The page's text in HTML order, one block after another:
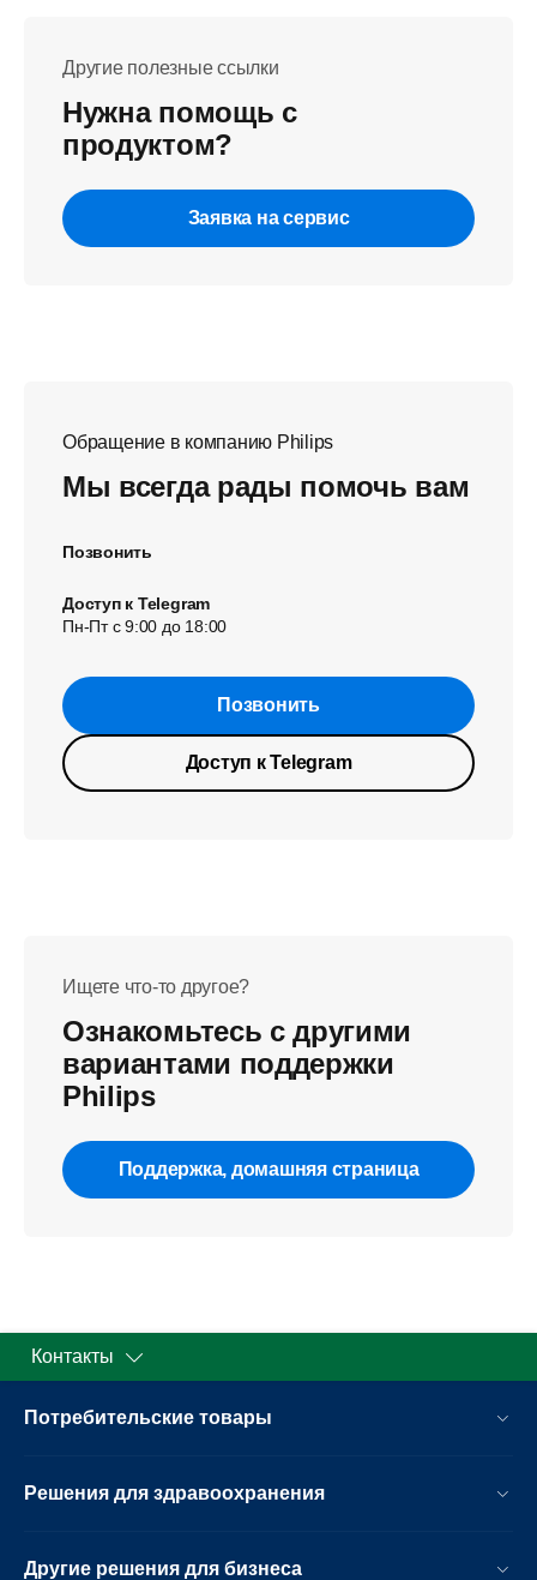
Другие полезные ссылки
Нужна помощь с
продуктом?
Заявка на сервис
Обращение в компанию Philips
Мы всегда рады помочь вам
Позвонить
Доступ к Telegram
Пн-Пт с 9:00 до 18:00
Позвонить
Доступ к Telegram
Ищете что-то другое?
Ознакомьтесь с другими
вариантами поддержки
Philips
Поддержка, домашняя страница
Контакты
Потребительские товары
Решения для здравоохранения
Другие решения для бизнеса